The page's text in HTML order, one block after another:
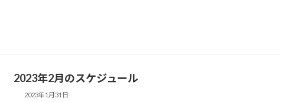
2023年2月のスケジュール
2023年1月31日